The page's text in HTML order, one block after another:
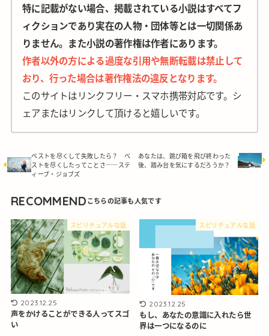
特に記載がない場合、掲載されている小説はすべてフ
ィクションであり実在の人物・団体等とは一切関係あ
りません。また小説の著作権は作者にあります。
作者以外の方による過度な引用や無断転載は禁止して
おり、行った場合は著作権法の違反となります。
このサイトはリンクフリー・スマホ携帯対応です。シ
ェアまたはリンクして頂けると嬉しいです。
ベストを尽くして失敗したら？ ベ
ストを尽くしたってことさ──ステ
ィーブ・ジョブズ
あなたは、跳び箱を飛び終わった
後、踏み台を気にするだろうか？
RECOMMEND
スピリチュアルな話
2023.12.25
声をかけることができる人ってスゴ
い
スピリチュアルな話
2023.12.25
もし、あなたの意識に入れたら世
界は一つになるのに